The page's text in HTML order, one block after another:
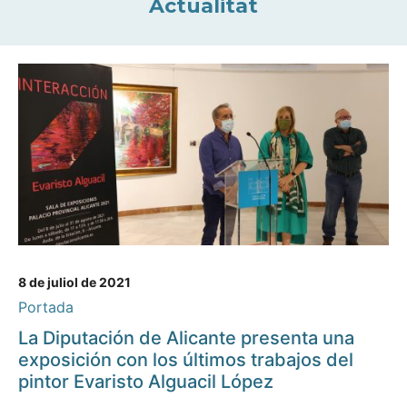
Actualitat
8 de juliol de 2021
Portada
La Diputación de Alicante presenta una
exposición con los últimos trabajos del
pintor Evaristo Alguacil López